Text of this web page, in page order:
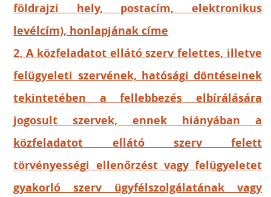
földrajzi hely, postacím, elektronikus
levélcím), honlapjának címe
2. A közfeladatot ellátó szerv felettes, illetve
felügyeleti szervének, hatósági döntéseinek
tekintetében a fellebbezés elbírálására
jogosult szervek, ennek hiányában a
közfeladatot ellátó szerv felett
törvényességi ellenőrzést vagy felügyeletet
gyakorló szerv ügyfélszolgálatának vagy